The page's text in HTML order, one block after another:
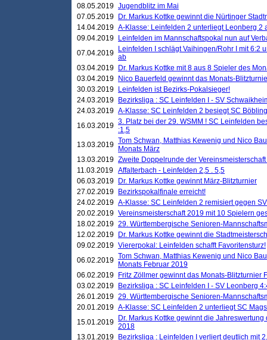
08.05.2019 Jugendblitz im Mai
07.05.2019
Dr. Markus Kottke gewinnt die Nürtinger
14.04.2019 A-Klasse: Leinfelden 2 unterliegt Leonberg 2
09.04.2019
Leinfelden im Mannschaftspokal nun auf
07.04.2019
Leinfelden I schlägt Vaihingen/Rohr I mit 6:2
ab
03.04.2019
Dr. Markus Kottke mit 8 aus 8 Spieler des
03.04.2019
Nico Bauerfeld gewinnt das Monats-
30.03.2019
Leinfelden ist Bezirks-Pokalsieger!
24.03.2019
Bezirksliga : SC Leinfelden I - SV
24.03.2019 A-Klasse: SC Leinfelden 2 besiegt SC
16.03.2019 3. Platz bei der 29. WSMM ! SC Leinfelden
:1,5
13.03.2019 Tom Schwan, Matthias Kewenig und Nico
Monats März
13.03.2019 Zweite Doppelrunde der
11.03.2019 Affalterbach - Leinfelden 2,5 . 5,5
06.03.2019
Dr. Markus Kottke gewinnt März-Blitzturnier
27.02.2019
Bezirkspokalfinale erreicht!
24.02.2019 A-Klasse: SC Leinfelden 2 remisiert gegen
20.02.2019 Vereinsmeisterschaft 2019 mit 10 Spielern
18.02.2019 29. Württembergische Senioren-
12.02.2019
Dr. Markus Kottke gewinnt die
09.02.2019 Viererpokal: Leinfelden schafft Favoritensturz!
06.02.2019 Tom Schwan, Matthias Kewenig und Nico
Monats Februar 2019
06.02.2019
Fritz Zöllmer gewinnt das Monats-Blitzturnier
03.02.2019
Bezirksliga : SC Leinfelden I - SV Leonberg
26.01.2019 29. Württembergische Senioren-
20.01.2019 A-Klasse: SC Leinfelden 2 unterliegt SC
15.01.2019
Dr. Markus Kottke gewinnt die
2018
13.01.2019
Bezirksliga : Leinfelden I verliert deutlich mit